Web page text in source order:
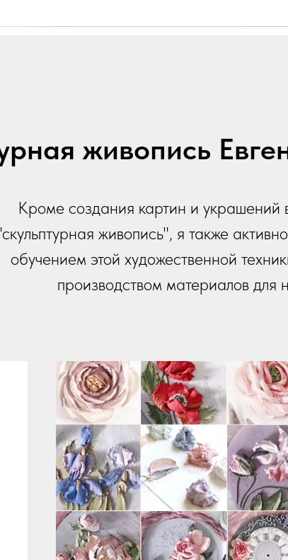
живопись
Кроме создания картин и украшений
живопись", я также
обучением этой художественной
производством материалов для